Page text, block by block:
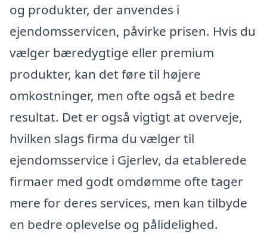
og produkter, der anvendes i
ejendomsservicen, påvirke prisen. Hvis du
vælger bæredygtige eller premium
produkter, kan det føre til højere
omkostninger, men ofte også et bedre
resultat. Det er også vigtigt at overveje,
hvilken slags firma du vælger til
ejendomsservice i Gjerlev, da etablerede
firmaer med godt omdømme ofte tager
mere for deres services, men kan tilbyde
en bedre oplevelse og pålidelighed.